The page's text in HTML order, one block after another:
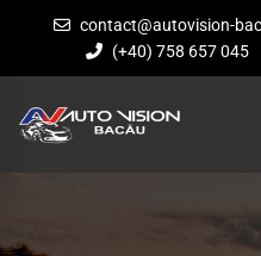
contact@autovision-
(+40) 758 657 045